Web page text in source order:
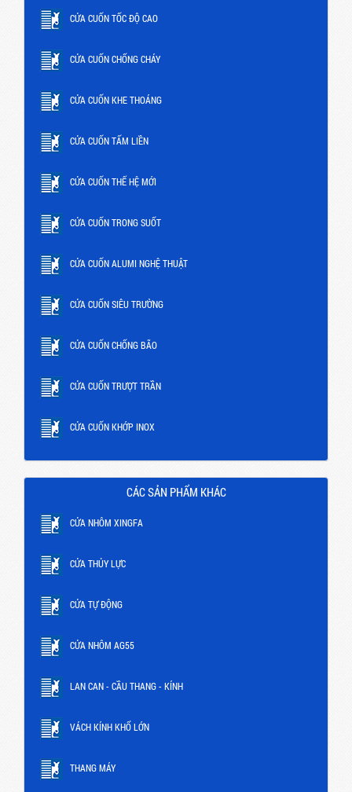
CỬA CUỐN TỐC ĐỘ CAO
CỬA CUỐN CHỐNG CHÁY
CỬA CUỐN KHE THOÁNG
CỬA CUỐN TẤM LIỀN
CỬA CUỐN THẾ HỆ MỚI
CỬA CUỐN TRONG SUỐT
CỬA CUỐN ALUMI NGHỆ THUẬT
CỬA CUỐN SIÊU TRƯỜNG
CỬA CUỐN CHỐNG BÃO
CỬA CUỐN TRƯỢT TRẦN
CỬA CUỐN KHỚP INOX
CÁC SẢN PHẨM KHÁC
CỬA NHÔM XINGFA
CỬA THỦY LỰC
CỬA TỰ ĐỘNG
CỬA NHÔM AG55
LAN CAN - CẦU THANG - KÍNH
VÁCH KÍNH KHỔ LỚN
THANG MÁY